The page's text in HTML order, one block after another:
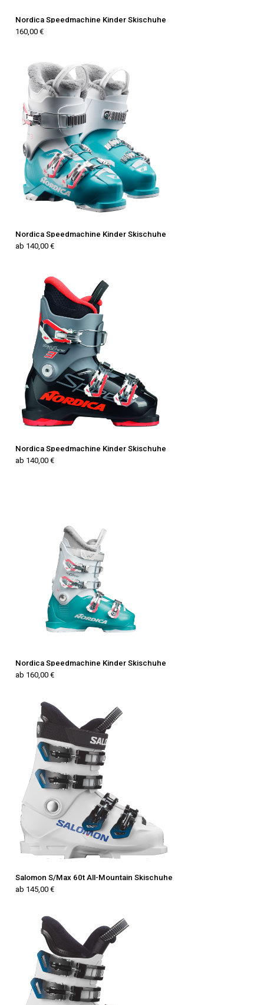
Nordica Speedmachine Kinder Skischuhe
160,00 €
Nordica Speedmachine Kinder Skischuhe
ab 140,00 €
Nordica Speedmachine Kinder Skischuhe
ab 140,00 €
Nordica Speedmachine Kinder Skischuhe
ab 160,00 €
Salomon S/Max 60t All-Mountain Skischuhe
ab 145,00 €